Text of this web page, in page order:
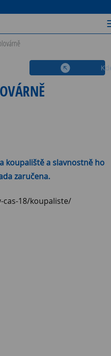
koupaliště a slavnostně ho
zaručena.
cas-18/koupaliste/